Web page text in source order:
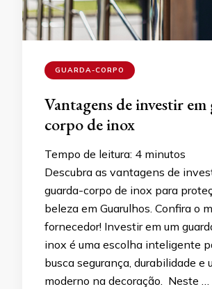
GUARDA-CORPO
Vantagens de investir
corpo de inox
Tempo de leitura: 4 minutos
Descubra as vantagens de
guarda-corpo de inox para
beleza em Guarulhos. Confira o
fornecedor! Investir em um
inox é uma escolha inteligente
busca segurança, durabilidade e
moderno na decoração. Neste …